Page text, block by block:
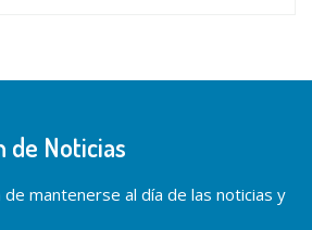
de Noticias
de mantenerse al día de las noticias y